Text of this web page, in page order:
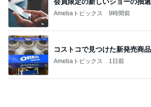
Amebaトピックス 1日前